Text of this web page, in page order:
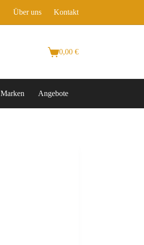
Über uns Kontakt
0,00 €
Marken Angebote